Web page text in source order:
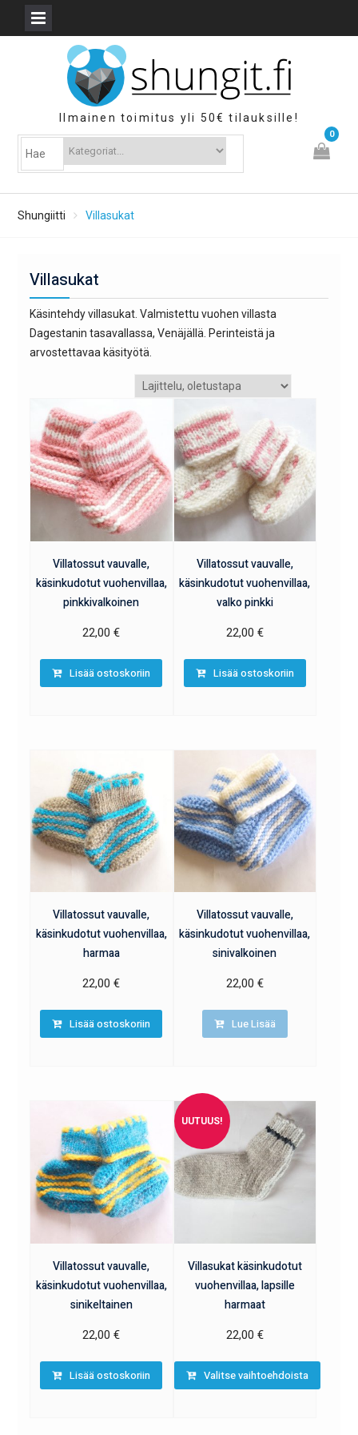
Ilmainen toimitus yli 50€ tilauksille!
0
Shungiitti Villasukat
Villasukat
Käsintehdy villasukat. Valmistettu vuohen villasta
Dagestanin tasavallassa, Venäjällä. Perinteistä ja
arvostettavaa käsityötä.
Villatossut vauvalle,
käsinkudotut vuohenvillaa,
pinkkivalkoinen
22,00€
Lisää ostoskoriin
Villatossut vauvalle,
käsinkudotut vuohenvillaa,
valko pinkki
22,00 €
Lisää ostoskoriin
Villatossut vauvalle,
käsinkudotut vuohenvillaa,
harmaa
22,00€
Lisää ostoskoriin
Villatossut vauvalle,
käsinkudotut vuohenvillaa,
sinivalkoinen
22,00 €
Lue Lisää
Villatossut vauvalle,
käsinkudotut vuohenvillaa,
sinikeltainen
22,00€
Lisää ostoskoriin
UUTUUS!
Villasukat käsinkudotut
vuohenvillaa, lapsille
harmaat
22,00 €
Valitse vaihtoehdoista